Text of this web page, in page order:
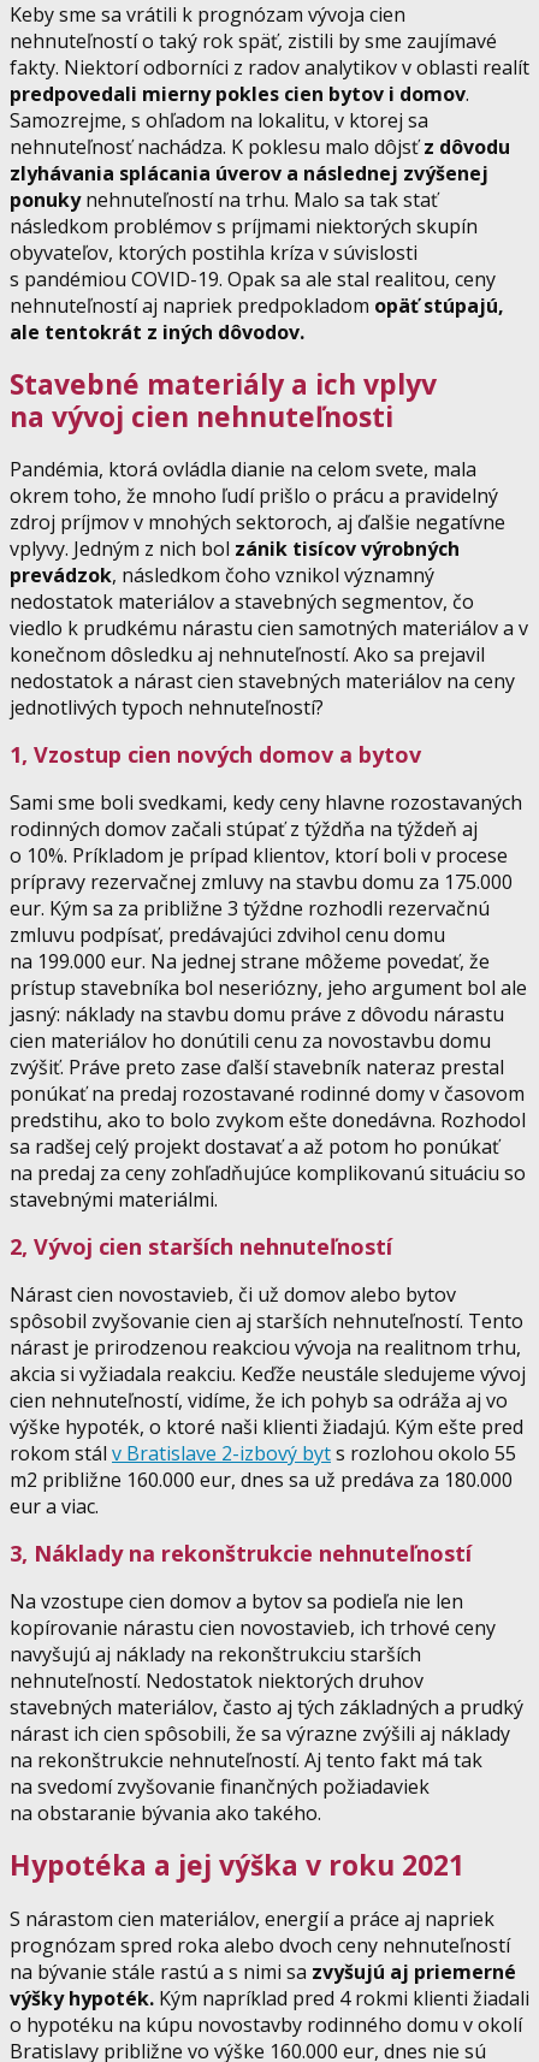
Keby sme sa vrátili k prognózam vývoja cien
nehnuteľností o taký rok späť, zistili by sme zaujímavé
fakty. Niektorí odborníci z radov analytikov v oblasti realít
predpovedali mierny pokles cien bytov i domov.
Samozrejme, s ohľadom na lokalitu, v ktorej sa
nehnuteľnosť nachádza. K poklesu malo dôjsťz dôvodu
zlyhávania splácania úverov a následnej zvýšenej
ponukynehnuteľností na trhu. Malo sa tak stať
následkom problémov s príjmami niektorých skupín
obyvateľov, ktorých postihla kríza v súvislosti
s pandémiou COVID-19. Opak sa ale stal realitou, ceny
nehnuteľností aj napriek predpokladom opäť stúpajú,
ale tentokrát z iných dôvodov.
Stavebné materiály a ich vplyv
na vývoj cien nehnuteľnosti
Pandémia, ktorá ovládla dianie na celom svete, mala
okrem toho, že mnoho ľudí prišlo o prácu a pravidelný
zdroj príjmov v mnohých sektoroch, aj ďalšie negatívne
vplyvy. Jedným z nich bol zánik tisícov výrobných
prevádzok, následkom čoho vznikol významný
nedostatok materiálov a stavebných segmentov, čo
viedlo k prudkému nárastu cien samotných materiálov a v
konečnom dôsledku aj nehnuteľností. Ako sa prejavil
nedostatok a nárast cien stavebných materiálov na ceny
jednotlivých typoch nehnuteľností?
1, Vzostup cien nových domov a bytov
Sami sme boli svedkami, kedy ceny hlavne rozostavaných
rodinných domov začali stúpať z týždňa na týždeň aj
o 10%. Príkladom je prípad klientov, ktorí boli v procese
prípravy rezervačnej zmluvy na stavbu domu za 175.000
eur. Kým sa za približne 3 týždne rozhodli rezervačnú
zmluvu podpísať, predávajúci zdvihol cenu domu
na 199.000 eur. Na jednej strane môžeme povedať, že
prístup stavebníka bol neseriózny, jeho argument bol ale
jasný: náklady na stavbu domu práve z dôvodu nárastu
cien materiálov ho donútili cenu za novostavbu domu
zvýšiť. Práve preto zase ďalší stavebník nateraz prestal
ponúkať na predaj rozostavané rodinné domy v časovom
predstihu, ako to bolo zvykom ešte donedávna. Rozhodol
sa radšej celý projekt dostavať a až potom ho ponúkať
na predaj za ceny zohľadňujúce komplikovanú situáciu so
stavebnými materiálmi.
2, Vývoj cien starších nehnuteľností
Nárast cien novostavieb, či už domov alebo bytov
spôsobil zvyšovanie cien aj starších nehnuteľností. Tento
nárast je prirodzenou reakciou vývoja na realitnom trhu,
akcia si vyžiadala reakciu. Keďže neustále sledujeme vývoj
cien nehnuteľností, vidíme, že ich pohyb sa odráža aj vo
výške hypoték, o ktoré naši klienti žiadajú. Kým ešte pred
rokom stál v Bratislave 2-izbový byts rozlohou okolo 55
m2 približne 160.000 eur, dnes sa už predáva za 180.000
eur a viac.
3, Náklady na rekonštrukcie nehnuteľností
Na vzostupe cien domov a bytov sa podieľa nie len
kopírovanie nárastu cien novostavieb, ich trhové ceny
navyšujú aj náklady na rekonštrukciu starších
nehnuteľností. Nedostatok niektorých druhov
stavebných materiálov, často aj tých základných a prudký
nárast ich cien spôsobili, že sa výrazne zvýšili aj náklady
na rekonštrukcie nehnuteľností. Aj tento fakt má tak
na svedomí zvyšovanie finančných požiadaviek
na obstaranie bývania ako takého.
Hypotéka a jej výška v roku 2021
S nárastom cien materiálov, energií a práce aj napriek
prognózam spred roka alebo dvoch ceny nehnuteľností
na bývanie stále rastú a s nimi sa zvyšujú aj priemerné
výšky hypoték. Kým napríklad pred 4 rokmi klienti žiadali
o hypotéku na kúpu novostavby rodinného domu v okolí
Bratislavy približne vo výške 160.000 eur, dnes nie sú